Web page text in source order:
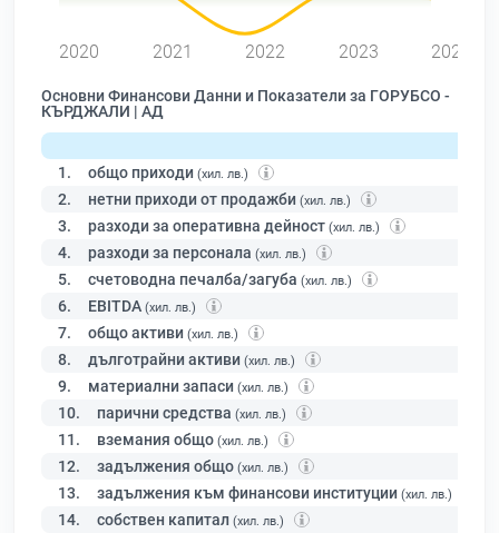
2020 2021 2022 2023 2024
Основни Финансови Данни и Показатели за ГОРУБСО -
КЪРДЖАЛИ | АД
1. общо приходи (хил. лв.)
2. нетни приходи от продажби (хил. лв.)
3. разходи за оперативна дейност (хил. лв.)
4. разходи за персонала (хил. лв.)
5. счетоводна печалба/загуба (хил. лв.)
6. EBITDA (хил. лв.)
7. общо активи (хил. лв.)
8. дълготрайни активи (хил. лв.)
9. материални запаси (хил. лв.)
10. парични средства (хил. лв.)
11. вземания общо (хил. лв.)
12. задължения общо (хил. лв.)
13. задължения към финансови институции (хил. лв.)
14. собствен капитал (хил. лв.)